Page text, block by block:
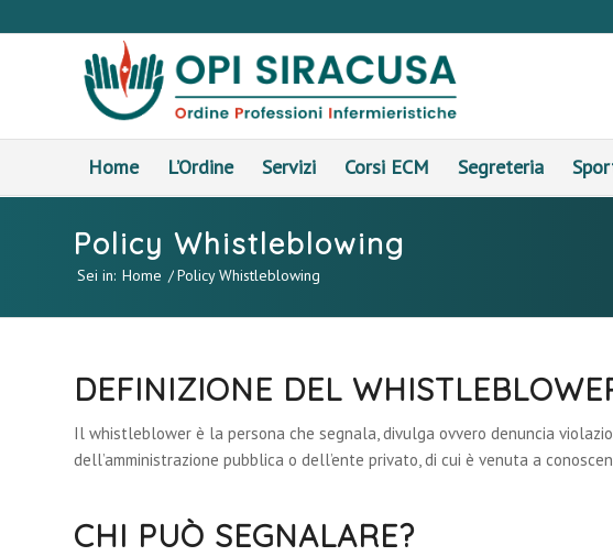
Home L’Ordine Servizi Corsi ECM Segreteria
Policy Whistleblowing
Sei in: Home /Policy Whistleblowing
DEFINIZIONE DEL
Il whistleblower è la persona che segnala, divulga ovvero denuncia
dell’amministrazione pubblica o dell’ente privato, di cui è venuta a
CHI PUÒ SEGNALARE?